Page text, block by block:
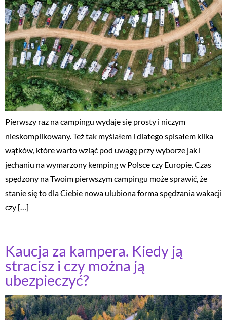
Pierwszy raz na campingu wydaje się prosty i niczym
nieskomplikowany. Też tak myślałem i dlatego spisałem kilka
wątków, które warto wziąć pod uwagę przy wyborze jak i
jechaniu na wymarzony kemping w Polsce czy Europie. Czas
spędzony na Twoim pierwszym campingu może sprawić, że
stanie się to dla Ciebie nowa ulubiona forma spędzania wakacji
czy […]
Kaucja za kampera. Kiedy ją
stracisz i czy można ją
ubezpieczyć?